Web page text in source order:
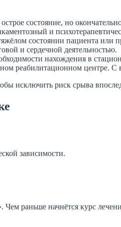
состояние, но
и
состоянии пациента
и сердечной деятельностью.
нахождения в
реабилитационном центре.
исключить риск срыва
зависимости.
раньше начнётся курс